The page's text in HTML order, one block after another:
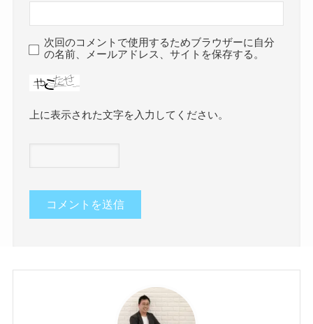
次回のコメントで使用するためブラウザーに自分
の名前、メールアドレス、サイトを保存する。
上に表示された文字を入力してください。